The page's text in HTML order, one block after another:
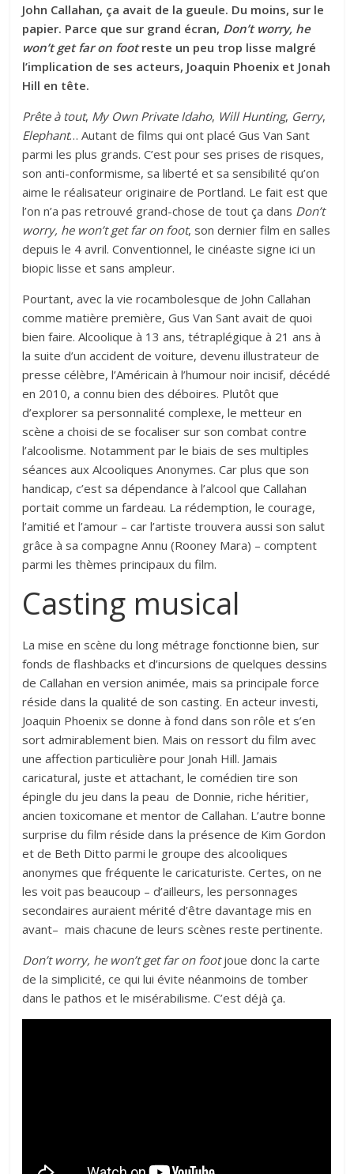
John Callahan, ça avait de la gueule. Du moins, sur le
papier. Parce que sur grand écran, Don’t worry, he
won’t get far on footreste un peu trop lisse malgré
l’implication de ses acteurs, Joaquin Phoenix et Jonah
Hill en tête.
Prête à tout, My Own Private Idaho, Will Hunting, Gerry,
Elephant… Autant de films qui ont placé Gus Van Sant
parmi les plus grands. C’est pour ses prises de risques,
son anti-conformisme, sa liberté et sa sensibilité qu’on
aime le réalisateur originaire de Portland. Le fait est que
l’on n’a pas retrouvé grand-chose de tout ça dans Don’t
worry, he won’t get far on foot, son dernier film en salles
depuis le 4 avril. Conventionnel, le cinéaste signe ici un
biopic lisse et sans ampleur.
Pourtant, avec la vie rocambolesque de John Callahan
comme matière première, Gus Van Sant avait de quoi
bien faire. Alcoolique à 13 ans, tétraplégique à 21 ans à
la suite d’un accident de voiture, devenu illustrateur de
presse célèbre, l’Américain à l’humour noir incisif, décédé
en 2010, a connu bien des déboires. Plutôt que
d’explorer sa personnalité complexe, le metteur en
scène a choisi de se focaliser sur son combat contre
l’alcoolisme. Notamment par le biais de ses multiples
séances aux Alcooliques Anonymes. Car plus que son
handicap, c’est sa dépendance à l’alcool que Callahan
portait comme un fardeau. La rédemption, le courage,
l’amitié et l’amour – car l’artiste trouvera aussi son salut
grâce à sa compagne Annu (Rooney Mara) – comptent
parmi les thèmes principaux du film.
Casting musical
La mise en scène du long métrage fonctionne bien, sur
fonds de flashbacks et d’incursions de quelques dessins
de Callahan en version animée, mais sa principale force
réside dans la qualité de son casting. En acteur investi,
Joaquin Phoenix se donne à fond dans son rôle et s’en
sort admirablement bien. Mais on ressort du film avec
une affection particulière pour Jonah Hill. Jamais
caricatural, juste et attachant, le comédien tire son
épingle du jeu dans la peau de Donnie, riche héritier,
ancien toxicomane et mentor de Callahan. L’autre bonne
surprise du film réside dans la présence de Kim Gordon
et de Beth Ditto parmi le groupe des alcooliques
anonymes que fréquente le caricaturiste. Certes, on ne
les voit pas beaucoup – d’ailleurs, les personnages
secondaires auraient mérité d’être davantage mis en
avant– mais chacune de leurs scènes reste pertinente.
Don’t worry, he won’t get far on footjoue donc la carte
de la simplicité, ce qui lui évite néanmoins de tomber
dans le pathos et le misérabilisme. C’est déjà ça.